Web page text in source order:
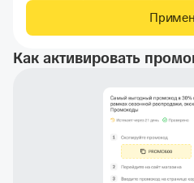
Как активировать